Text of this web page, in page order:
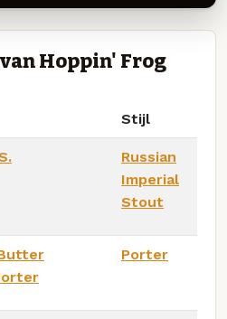
Hoppin' Frog
Stijl
Russian
Imperial
Stout
Porter